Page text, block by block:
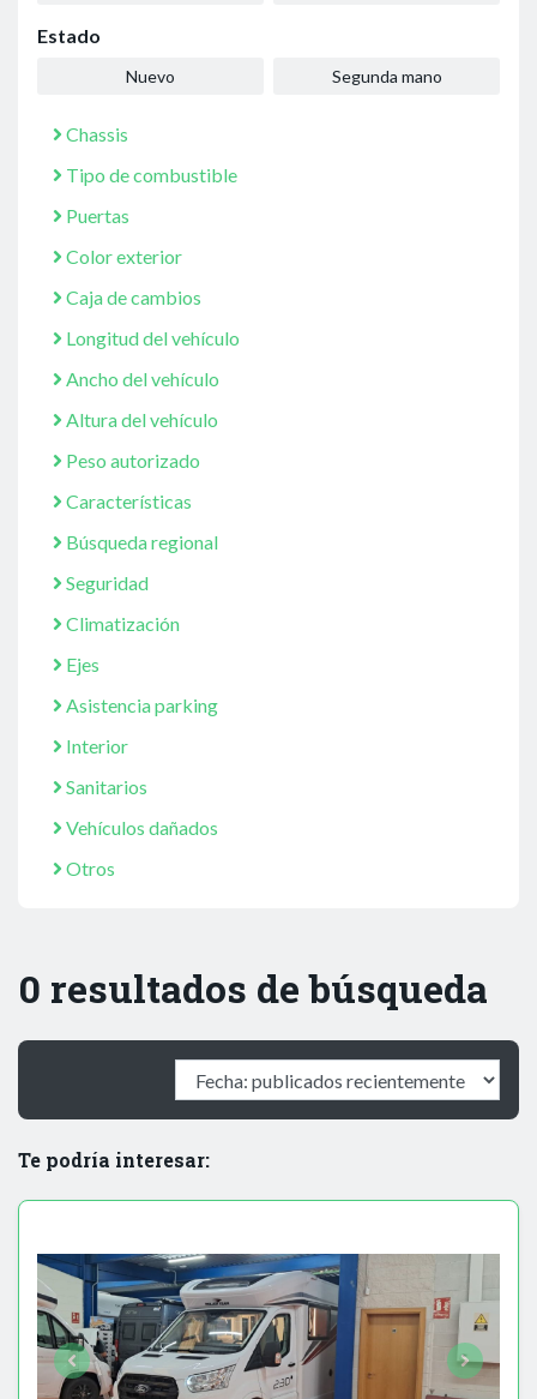
Estado
Nuevo Segunda mano
Chassis
Tipo de combustible
Puertas
Color exterior
Caja de cambios
Longitud del vehículo
Ancho del vehículo
Altura del vehículo
Peso autorizado
Características
Búsqueda regional
Seguridad
Climatización
Ejes
Asistencia parking
Interior
Sanitarios
Vehículos dañados
Otros
0 resultados de búsqueda
Te podría interesar: